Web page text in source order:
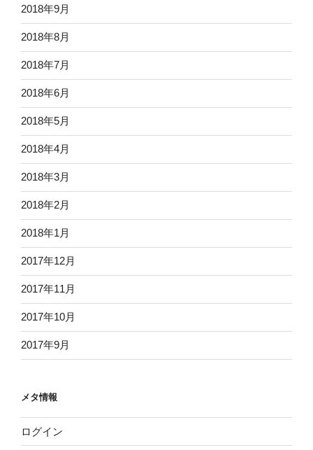
2018年9月
2018年8月
2018年7月
2018年6月
2018年5月
2018年4月
2018年3月
2018年2月
2018年1月
2017年12月
2017年11月
2017年10月
2017年9月
メタ情報
ログイン